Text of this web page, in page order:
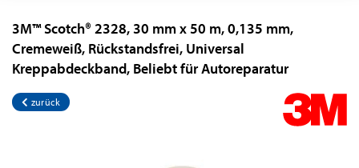
EAN
3M™ Scotch® 2328, 30 mm x 50 m, 0,135 mm,
Cremeweiß, Rückstandsfrei, Universal
Kreppabdeckband, Beliebt für Autoreparatur
zurück